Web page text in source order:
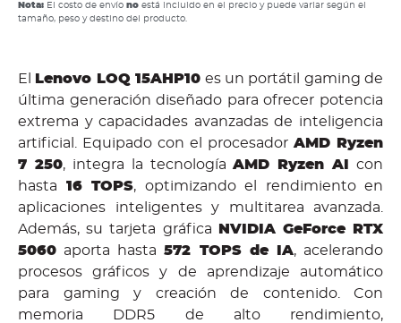
Nota: El costo de envío no está incluido en el precio y puede variar según el
tamaño, peso y destino del producto.
El Lenovo LOQ 15AHP10 es un portátil gaming de
última generación diseñado para ofrecer potencia
extrema y capacidades avanzadas de inteligencia
artificial. Equipado con el procesador AMD Ryzen
7 250, integra la tecnologíaAMD Ryzen AI
con
hasta 16 TOPS, optimizando el rendimiento en
aplicaciones inteligentes y multitarea avanzada.
Además, su tarjeta gráfica
NVIDIA GeForce RTX
5060 aporta hasta572 TOPS de IA, acelerando
procesos gráficos y de aprendizaje automático
para gaming y creación de contenido. Con
memoria DDR5 de alto rendimiento,